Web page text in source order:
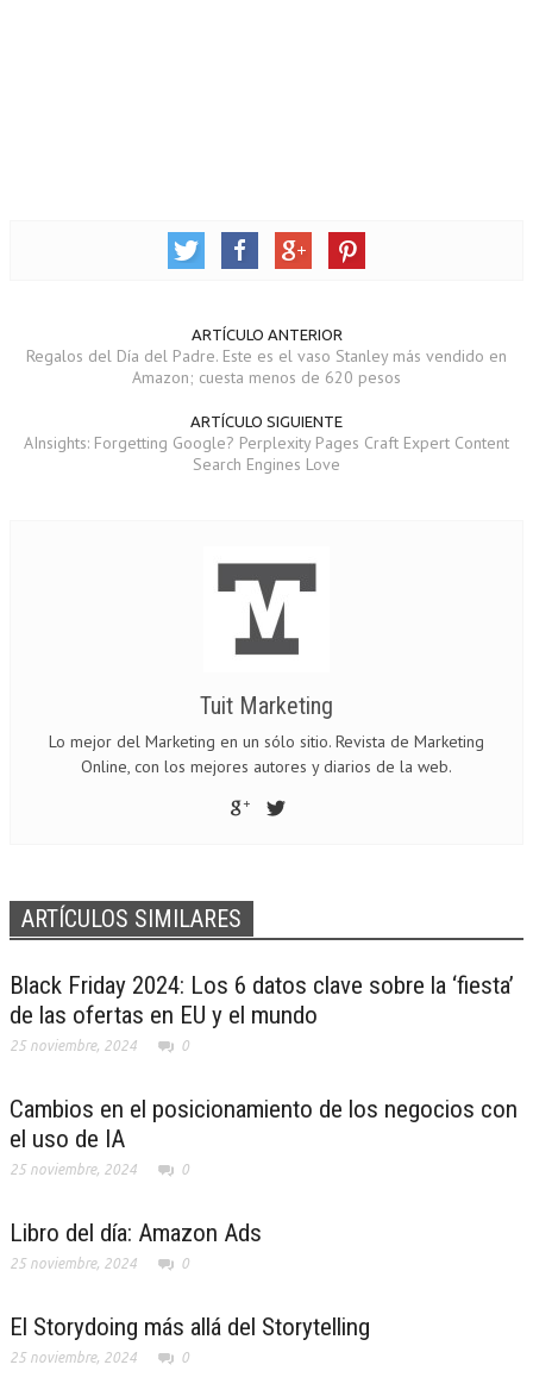
ARTÍCULO ANTERIOR
Regalos del Día del Padre. Este es el vaso Stanley más vendido en
Amazon; cuesta menos de 620 pesos
ARTÍCULO SIGUIENTE
AInsights: Forgetting Google? Perplexity Pages Craft Expert Content
Search Engines Love
Tuit Marketing
Lo mejor del Marketing en un sólo sitio. Revista de Marketing
Online, con los mejores autores y diarios de la web.
ARTÍCULOS SIMILARES
Black Friday 2024: Los 6 datos clave sobre la ‘fiesta’
de las ofertas en EU y el mundo
25 noviembre, 2024 0
Cambios en el posicionamiento de los negocios con
el uso de IA
25 noviembre, 2024 0
Libro del día: Amazon Ads
25 noviembre, 2024 0
El Storydoing más allá del Storytelling
25 noviembre, 2024 0